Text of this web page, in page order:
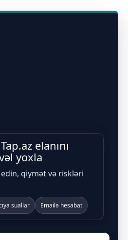
elanını
yoxla
qiymət və riskləri
suallar Emailə hesabat